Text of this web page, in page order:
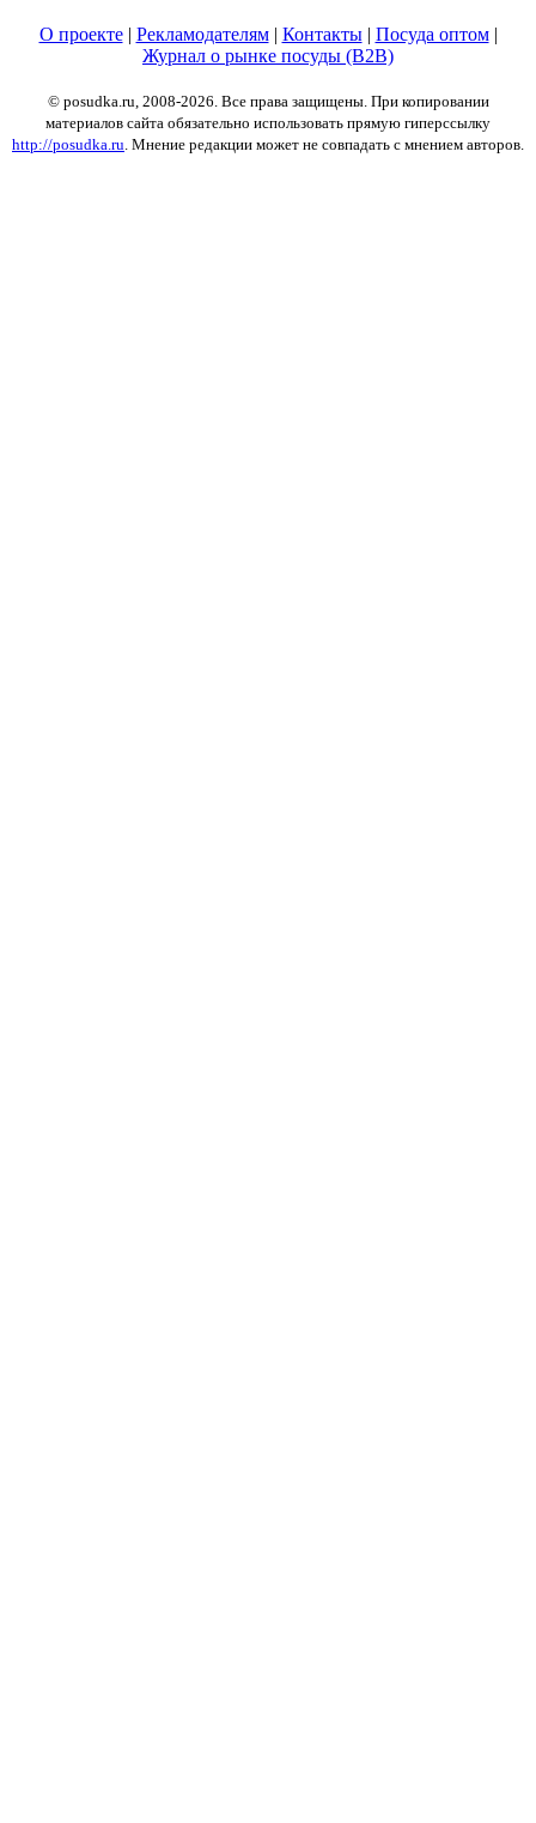
О проекте| Рекламодателям| Контакты| Посуда оптом|
Журнал о рынке посуды (B2B)
© posudka.ru, 2008-2026. Все права защищены. При копировании
материалов сайта обязательно использовать прямую гиперссылку
http://posudka.ru. Мнение редакции может не совпадать с мнением авторов.